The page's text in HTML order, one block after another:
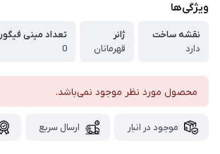
ویژگی‌ها
نقشه ساخت
دارد
ژانر
قهرمانان
تعداد مینی فیگور
0
محصول مورد نظر موجود نمی‌باشد.
موجود در انبار ارسال سریع